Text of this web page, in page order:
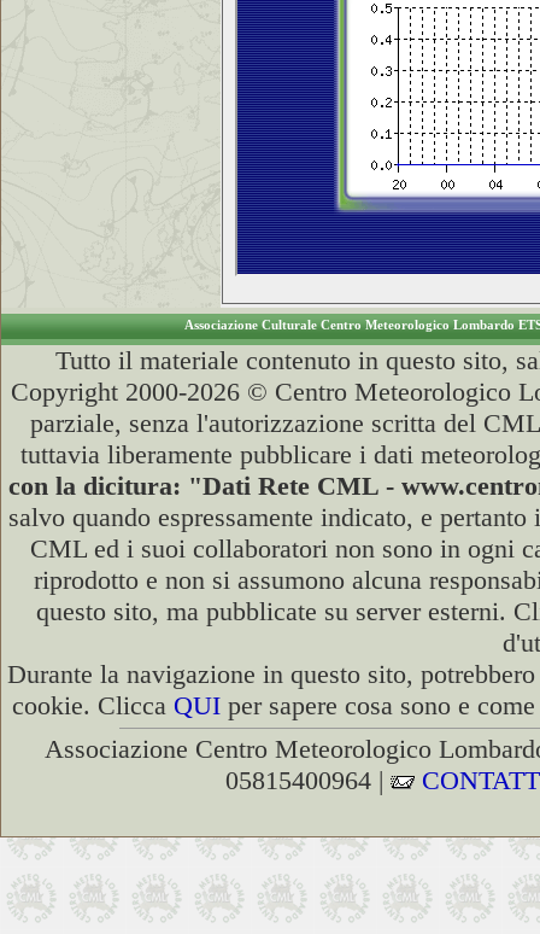
Associazione Culturale Centro Meteorologico Lombardo
Tutto il materiale contenuto in questo sito,
Copyright 2000-2026 © Centro Meteorologico
parziale, senza l'autorizzazione scritta del
tuttavia liberamente pubblicare i dati
con la dicitura: "Dati Rete CML -
salvo quando espressamente indicato, e
CML ed i suoi collaboratori non sono in ogni
riprodotto e non si assumono alcuna
questo sito, ma pubblicate su server esterni.
Durante la navigazione in questo sito,
cookie. Clicca QUI per sapere cosa sono e
Associazione Centro Meteorologico
05815400964 |